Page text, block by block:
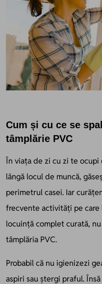
Cum și cu ce se
tâmplărie PVC
În viața de zi cu zi te
lângă locul de muncă,
perimetrul casei. Iar
frecvente activități pe
locuință complet curată,
tâmplăria PVC.
Probabil că nu igienizezi
aspiri sau ștergi praful.